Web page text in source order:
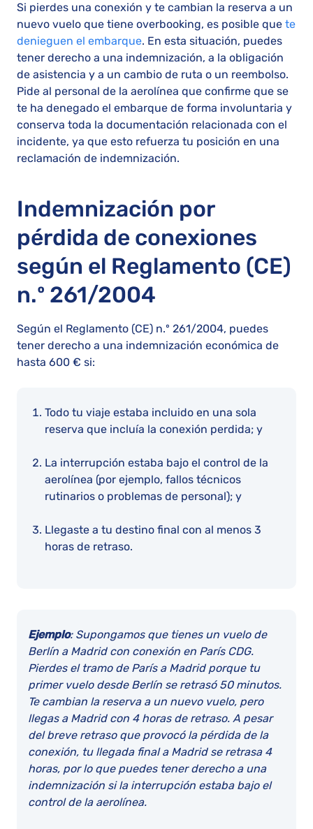
Si pierdes una conexión y te cambian la reserva a un
nuevo vuelo que tiene overbooking, es posible que te
denieguen el embarque. En esta situación, puedes
tener derecho a una indemnización, a la obligación
de asistencia y a un cambio de ruta o un reembolso.
Pide al personal de la aerolínea que confirme que se
te ha denegado el embarque de forma involuntaria y
conserva toda la documentación relacionada con el
incidente, ya que esto refuerza tu posición en una
reclamación de indemnización.
Indemnización por
pérdida de conexiones
según el Reglamento (CE)
n.º 261/2004
Según el Reglamento (CE) n.º 261/2004, puedes
tener derecho a una indemnización económica de
hasta 600 € si:
Todo tu viaje estaba incluido en una sola
reserva que incluía la conexión perdida; y
La interrupción estaba bajo el control de la
aerolínea (por ejemplo, fallos técnicos
rutinarios o problemas de personal); y
Llegaste a tu destino final con al menos 3
horas de retraso.
Ejemplo: Supongamos que tienes un vuelo de
Berlín a Madrid con conexión en París CDG.
Pierdes el tramo de París a Madrid porque tu
primer vuelo desde Berlín se retrasó 50 minutos.
Te cambian la reserva a un nuevo vuelo, pero
llegas a Madrid con 4 horas de retraso. A pesar
del breve retraso que provocó la pérdida de la
conexión, tu llegada final a Madrid se retrasa 4
horas, por lo que puedes tener derecho a una
indemnización si la interrupción estaba bajo el
control de la aerolínea.